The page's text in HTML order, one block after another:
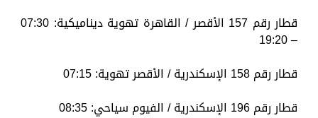
قطار رقم 157 الأقصر / القاهرة تهوية ديناميكية: 07:30
– 19:20
قطار رقم 158 الإسكندرية / الأقصر تهوية: 07:15
قطار رقم 196 الإسكندرية / الفيوم سياحي: 08:35